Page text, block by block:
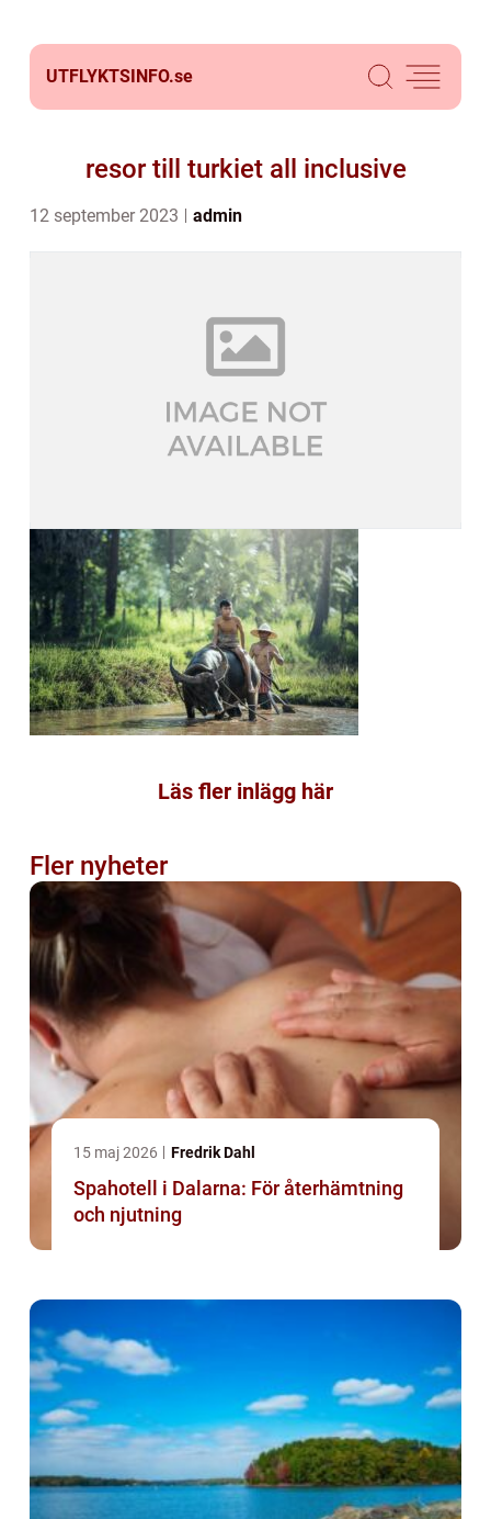
UTFLYKTSINFO.se
resor till turkiet all inclusive
12 september 2023 admin
Läs fler inlägg här
Fler nyheter
15 maj 2026 Fredrik Dahl
Spahotell i Dalarna: För återhämtning
och njutning